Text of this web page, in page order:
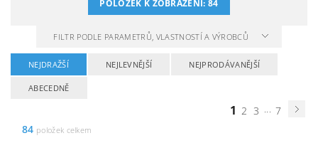
POLOŽEK K ZOBRAZENÍ:84
FILTR PODLE PARAMETRŮ, VLASTNOSTÍ A VÝROBCŮ
NEJDRAŽŠÍ NEJLEVNĚJŠÍ NEJPRODÁVANĚJŠÍ
ABECEDNĚ
1 2 3 ... 7
84 položek celkem